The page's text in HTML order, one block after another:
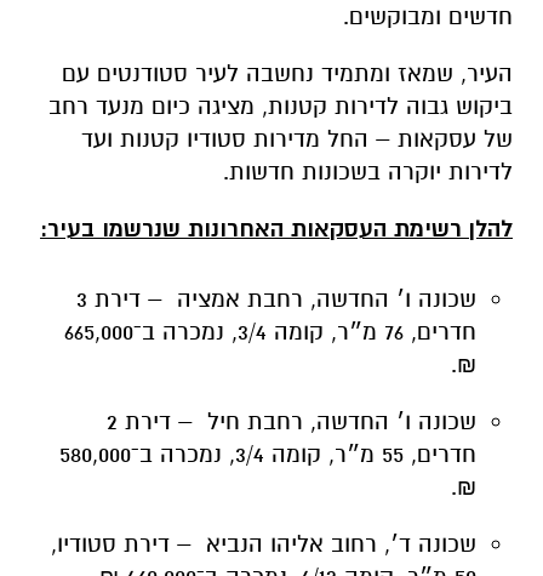
חדשים ומבוקשים.
העיר, שמאז ומתמיד נחשבה לעיר סטודנטים עם
ביקוש גבוה לדירות קטנות, מציגה כיום מנעד רחב
של עסקאות – החל מדירות סטודיו קטנות ועד
לדירות יוקרה בשכונות חדשות.
להלן רשימת העסקאות האחרונות שנרשמו בעיר:
שכונה ו׳ החדשה, רחבת אמציה – דירת 3
חדרים, 76 מ״ר, קומה 3/4, נמכרה ב־665,000
₪.
שכונה ו׳ החדשה, רחבת חיל – דירת 2
חדרים, 55 מ״ר, קומה 3/4, נמכרה ב־580,000
₪.
שכונה ד׳, רחוב אליהו הנביא – דירת סטודיו,